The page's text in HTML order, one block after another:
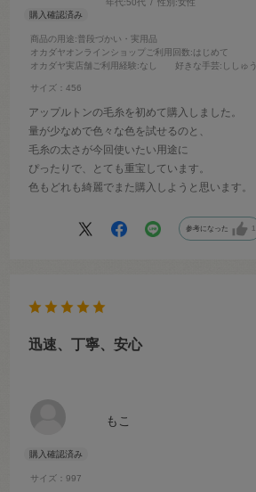
年代:50代 性別:女性
商品の用途:普段づかい・実用品
オカダヤオンラインショップご利用回数:はじめて
オカダヤ実店舗ご利用経験:なし 好きな手芸:ししゅう
サイズ：456
アップルトンの毛糸を初めて購入しました。
量が少なめで色々な色を試せるのと、
毛糸の太さが今回使いたい用途に
ぴったりで、とても重宝しています。
色もどれも綺麗でまた購入しようと思います。
参考になった
もこ
サイズ：997
迅速、丁寧、安心